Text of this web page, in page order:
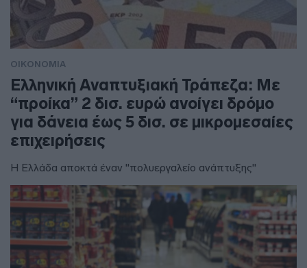
ΟΙΚΟΝΟΜΙΑ
Ελληνική Αναπτυξιακή Τράπεζα: Με
“προίκα” 2 δισ. ευρώ ανοίγει δρόμο
για δάνεια έως 5 δισ. σε μικρομεσαίες
επιχειρήσεις
Η Ελλάδα αποκτά έναν "πολυεργαλείο ανάπτυξης"